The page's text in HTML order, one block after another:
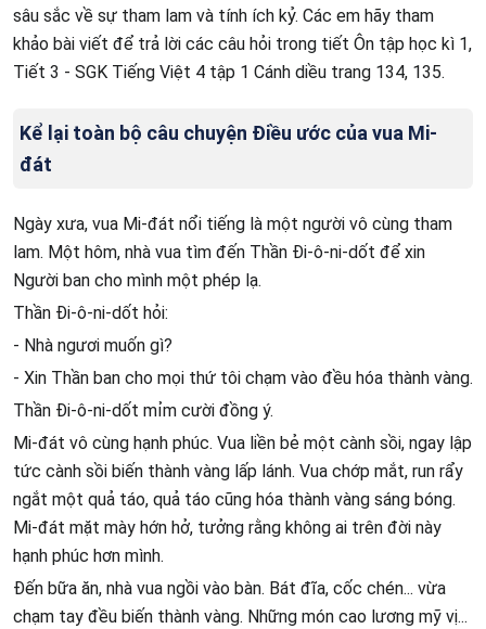
sâu sắc về sự tham lam và tính ích kỷ. Các em hãy tham
khảo bài viết để trả lời các câu hỏi trong tiết Ôn tập học kì 1,
Tiết 3 - SGK Tiếng Việt 4 tập 1 Cánh diều trang 134, 135.
Kể lại toàn bộ câu chuyện Điều ước của vua Mi-
đát
Ngày xưa, vua Mi-đát nổi tiếng là một người vô cùng tham
lam. Một hôm, nhà vua tìm đến Thần Đi-ô-ni-dốt để xin
Người ban cho mình một phép lạ.
Thần Đi-ô-ni-dốt hỏi:
- Nhà ngươi muốn gì?
- Xin Thần ban cho mọi thứ tôi chạm vào đều hóa thành vàng.
Thần Đi-ô-ni-dốt mỉm cười đồng ý.
Mi-đát vô cùng hạnh phúc. Vua liền bẻ một cành sồi, ngay lập
tức cành sồi biến thành vàng lấp lánh. Vua chớp mắt, run rẩy
ngắt một quả táo, quả táo cũng hóa thành vàng sáng bóng.
Mi-đát mặt mày hớn hở, tưởng rằng không ai trên đời này
hạnh phúc hơn mình.
Đến bữa ăn, nhà vua ngồi vào bàn. Bát đĩa, cốc chén... vừa
chạm tay đều biến thành vàng. Những món cao lương mỹ vị...